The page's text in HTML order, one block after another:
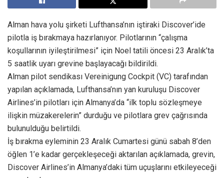
Alman hava yolu şirketi Lufthansa’nın iştiraki Discover’ide
pilotla iş bırakmaya hazırlanıyor. Pilotlarının “çalışma
koşullarının iyileştirilmesi” için Noel tatili öncesi 23 Aralık’ta
5 saatlik uyarı grevine başlayacağı bildirildi.
Alman pilot sendikası Vereinigung Cockpit (VC) tarafından
yapılan açıklamada, Lufthansa’nın yan kuruluşu Discover
Airlines’in pilotları için Almanya’da “ilk toplu sözleşmeye
ilişkin müzakerelerin” durduğu ve pilotlara grev çağrısında
bulunulduğu belirtildi.
İş bırakma eyleminin 23 Aralık Cumartesi günü sabah 8’den
öğlen 1’e kadar gerçekleşeceği aktarılan açıklamada, grevin,
Discover Airlines’in Almanya’daki tüm uçuşlarını etkileyeceği